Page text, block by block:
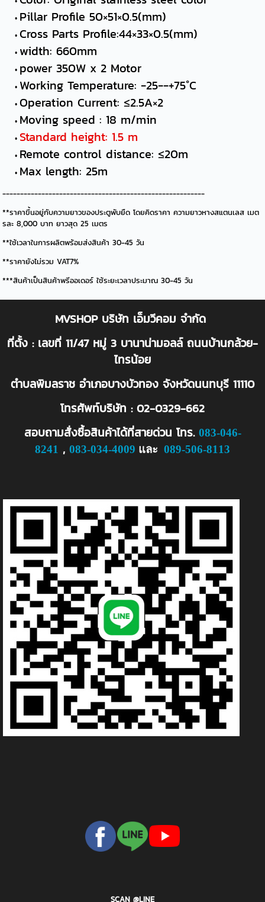
Pillar Profile 50×51×0.5(mm)
Cross Parts Profile:44×33×0.5(mm)
width: 660mm
power 350W x 2 Motor
Working Temperature: -25--+75°C
Operation Current: ≤2.5A×2
Moving speed : 18 m/min
Standard height: 1.5 m
Remote control distance: ≤20m
Max length: 25m
---------------------------------------------------------
**ราคาขึ้นอยู่กับความยาวของประตูพับยืด โดยคิดราคา ความยาวหางสแตนเลส เมต
รละ 8,000 บาท ยาวสุด 25 เมตร
**ใช้เวลาในการผลิตพร้อมส่งสินค้า 30-45 วัน
**ราคายังไม่รวม VAT7%
***สินค้าเป็นสินค้าพรีออเดอร์ ใช้ระยะเวลาประมาณ 30-45 วัน
MVSHOP บริษัท เอ็มวีคอม จำกัด
ที่ตั้ง : เลขที่ 11/47 หมู่ 3 บานาน่ามอลล์ ถนนบ้านกล้วย-
ไทรน้อย
ตำบลพิมลราช อำเภอบางบัวทอง จังหวัดนนทบุรี 11110
โทรศัพท์บริษัท : 02-0329-662
สอบถามสั่งซื้อสินค้าได้ที่สายด่วน โทร. 083-046-
8241 , 083-034-4009 และ 089-506-8113
SCAN @LINE